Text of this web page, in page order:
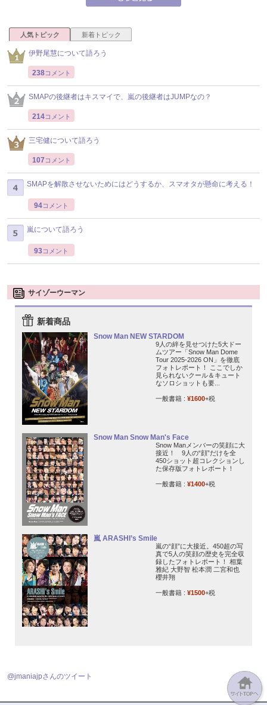
人気トピック 新着トピック
伊野尾慧について語ろう
238コメント
SMAPの後継者はキスマイで、嵐の後継者はJUMPなの？
214コメント
三宅健について語ろう
107 コメント
SMAPを解散させないためにはどうするか、スマオタが懸命に考える！
94コメント
嵐について語ろう
93コメント
サイゾーウーマン
新着商品
Snow Man NEW STARDOM
9人の絆を見せつけた5大ドー
ムツアー「Snow Man Dome
Tour 2025-2026 ON」を徹底
フォトレポート！ ここでしか
見られないクール＆キュート
なソロショットも要...
一般書籍 : ¥1600+税
Snow Man Snow Man's Face
Snow Manメンバーの笑顔に大
接近！ 9人の“顔”だけを全
450ショット超コレクションし
た保存版フォトレポート！
一般書籍 : ¥1400+税
嵐 ARASHI’s Smile
嵐の“顔”に大接近。450超の写
真で5人の笑顔の歴史を完全収
録したフォトレポート！ 相葉
雅紀 大野智 松本潤 二宮和也
櫻井翔
一般書籍 : ¥1500+税
@jmaniajpさんのツイート